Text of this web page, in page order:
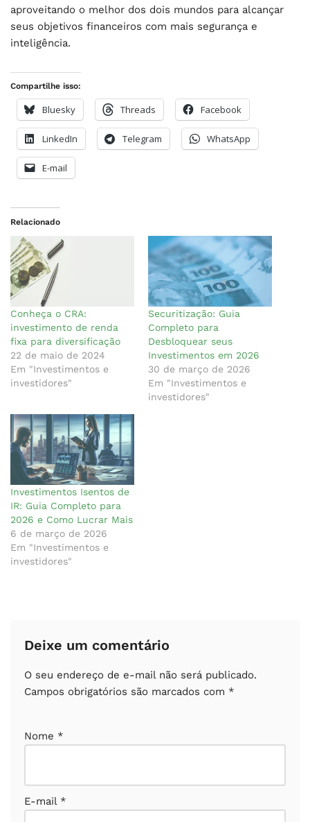
aproveitando o melhor dos dois mundos para alcançar
seus objetivos financeiros com mais segurança e
inteligência.
Compartilhe isso:
Bluesky Threads Facebook
LinkedIn Telegram WhatsApp
E-mail
Relacionado
Conheça o CRA:
investimento de renda
fixa para diversificação
22 de maio de 2024
Em "Investimentos e
investidores"
Securitização: Guia
Completo para
Desbloquear seus
Investimentos em 2026
30 de março de 2026
Em "Investimentos e
investidores"
Investimentos Isentos de
IR: Guia Completo para
2026 e Como Lucrar Mais
6 de março de 2026
Em "Investimentos e
investidores"
Deixe um comentário
O seu endereço de e-mail não será publicado.
Campos obrigatórios são marcados com *
Nome *
E-mail *